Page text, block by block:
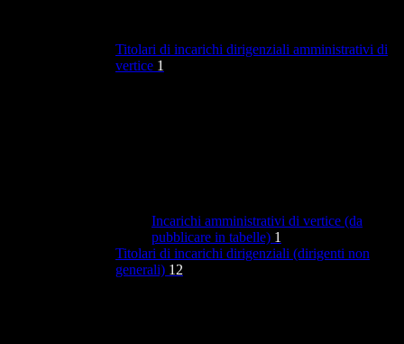
Titolari di incarichi dirigenziali amministrativi di
vertice 1
Incarichi amministrativi di vertice (da
pubblicare in tabelle) 1
Titolari di incarichi dirigenziali (dirigenti non
generali) 12